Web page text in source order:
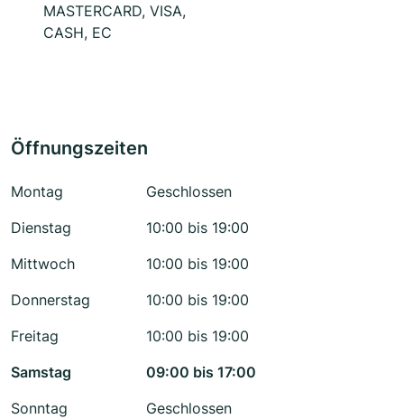
MASTERCARD, VISA,
CASH, EC
Öffnungszeiten
Montag
Geschlossen
Dienstag
10:00 bis 19:00
Mittwoch
10:00 bis 19:00
Donnerstag
10:00 bis 19:00
Freitag
10:00 bis 19:00
Samstag
09:00 bis 17:00
Sonntag
Geschlossen